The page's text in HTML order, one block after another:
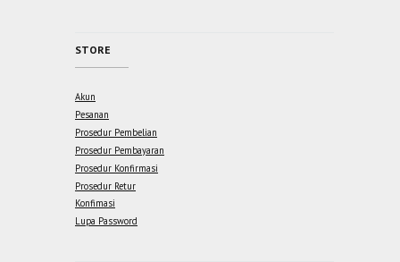
STORE
Akun
Pesanan
Prosedur Pembelian
Prosedur Pembayaran
Prosedur Konfirmasi
Prosedur Retur
Konfimasi
Lupa Password